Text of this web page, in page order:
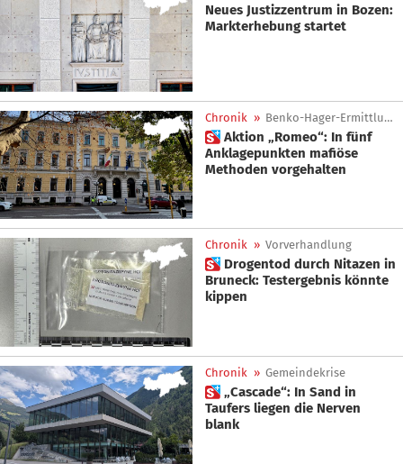
Neues Justizzentrum in Bozen:
Markterhebung startet
Chronik » Benko-Hager-Ermittlungen
 Aktion „Romeo“: In fünf
Anklagepunkten mafiöse
Methoden vorgehalten
Chronik » Vorverhandlung
 Drogentod durch Nitazen in
Bruneck: Testergebnis könnte
kippen
Chronik » Gemeindekrise
 „Cascade“: In Sand in
Taufers liegen die Nerven
blank